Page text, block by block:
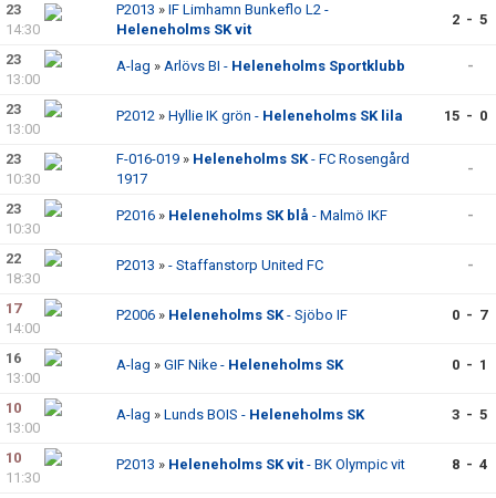
23
14:30
P2013 » IF Limhamn Bunkeflo L2 -
Heleneholms SK vit
2 - 5
23
13:00
A-lag » Arlövs BI - Heleneholms Sportklubb -
23
13:00
P2012 » Hyllie IK grön - Heleneholms SK lila 15 - 0
23
10:30
F-016-019 » Heleneholms SK- FC Rosengård
1917
-
23
10:30
P2016 » Heleneholms SK blå - Malmö IKF -
22
18:30
P2013 » - Staffanstorp United FC -
17
14:00
P2006 » Heleneholms SK- Sjöbo IF 0 - 7
16
13:00
A-lag » GIF Nike - Heleneholms SK 0 - 1
10
13:00
A-lag » Lunds BOIS - Heleneholms SK 3 - 5
10
11:30
P2013 » Heleneholms SK vit - BK Olympic vit 8 - 4